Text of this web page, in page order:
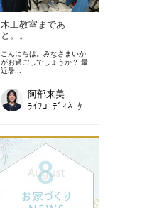
木工教室まであ
と。。
こんにちは。みなさまいか
がお過ごしでしょうか？ 最
近暑...
阿部来美
ﾗｲﾌｺｰﾃﾞｨﾈｰﾀｰ